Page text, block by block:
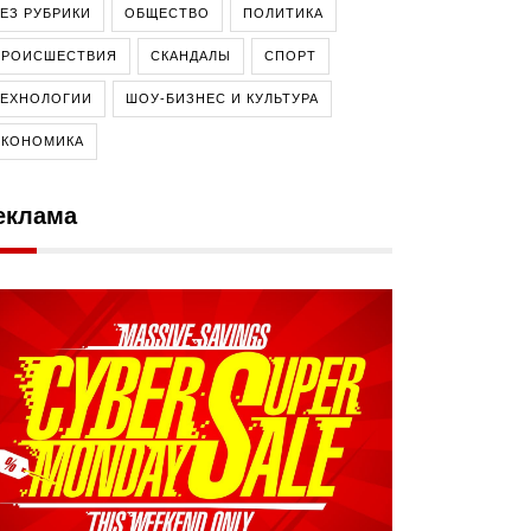
РУБРИКИ ОБЩЕСТВО ПОЛИТИКА
СКАНДАЛЫ СПОРТ
ШОУ-БИЗНЕС И КУЛЬТУРА